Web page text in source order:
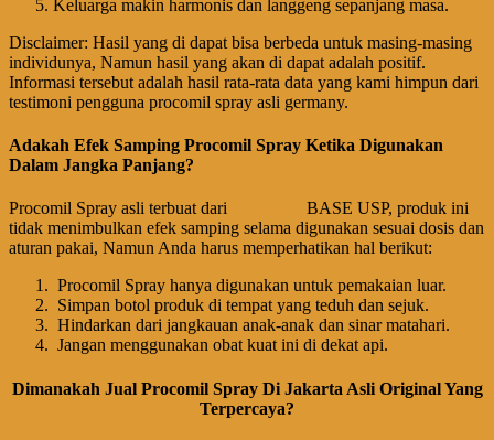
Keluarga makin harmonis dan langgeng sepanjang masa.
Disclaimer: Hasil yang di dapat bisa berbeda untuk masing-masing
individunya, Namun hasil yang akan di dapat adalah positif.
Informasi tersebut adalah hasil rata-rata data yang kami himpun dari
testimoni pengguna procomil spray asli germany.
Adakah Efek Samping Procomil Spray Ketika Digunakan
Dalam Jangka Panjang?
Procomil Spray asli terbuat dari
BASE USP, produk ini
tidak menimbulkan efek samping selama digunakan sesuai dosis dan
aturan pakai, Namun Anda harus memperhatikan hal berikut:
Procomil Spray hanya digunakan untuk pemakaian luar.
Simpan botol produk di tempat yang teduh dan sejuk.
Hindarkan dari jangkauan anak-anak dan sinar matahari.
Jangan menggunakan obat kuat ini di dekat api.
Dimanakah Jual Procomil Spray Di Jakarta Asli Original Yang
Terpercaya?